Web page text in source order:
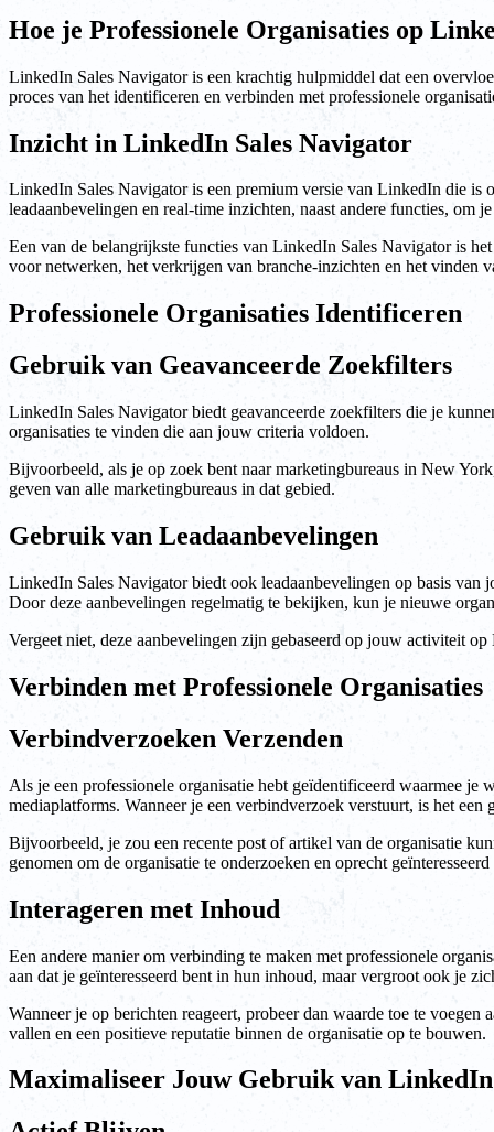
Hoe je Professionele Organisaties op
LinkedIn Sales Navigator is een krachtig hulpmiddel dat een
proces van het identificeren en verbinden met professionele
Inzicht in LinkedIn Sales Navigator
LinkedIn Sales Navigator is een premium versie van LinkedIn die is
leadaanbevelingen en real-time inzichten, naast andere functies, om
Een van de belangrijkste functies van LinkedIn Sales Navigator is
voor netwerken, het verkrijgen van branche-inzichten en het vinden
Professionele Organisaties Identificeren
Gebruik van Geavanceerde Zoekfilters
LinkedIn Sales Navigator biedt geavanceerde zoekfilters die je
organisaties te vinden die aan jouw criteria voldoen.
Bijvoorbeeld, als je op zoek bent naar marketingbureaus in New
geven van alle marketingbureaus in dat gebied.
Gebruik van Leadaanbevelingen
LinkedIn Sales Navigator biedt ook leadaanbevelingen op basis van
Door deze aanbevelingen regelmatig te bekijken, kun je nieuwe
Vergeet niet, deze aanbevelingen zijn gebaseerd op jouw activiteit
Verbinden met Professionele Organisaties
Verbindverzoeken Verzenden
Als je een professionele organisatie hebt geïdentificeerd waarmee
mediaplatforms. Wanneer je een verbindverzoek verstuurt, is het
Bijvoorbeeld, je zou een recente post of artikel van de organisatie
genomen om de organisatie te onderzoeken en oprecht
Interageren met Inhoud
Een andere manier om verbinding te maken met professionele
aan dat je geïnteresseerd bent in hun inhoud, maar vergroot ook je
Wanneer je op berichten reageert, probeer dan waarde toe te
vallen en een positieve reputatie binnen de organisatie op te bouwen.
Maximaliseer Jouw Gebruik van